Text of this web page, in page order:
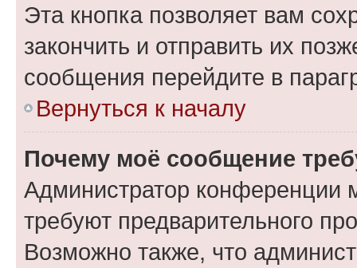
Эта кнопка позволяет вам
закончить и отправить их
сообщения перейдите в
Вернуться к началу
Почему моё сообщение
Администратор конференции
требуют предварительного
Возможно также, что